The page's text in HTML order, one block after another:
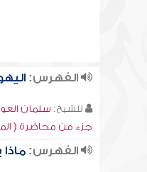
الفهرس:
للشيخ: سلمان
جزء من محاضرة (
الفهرس:ماذا